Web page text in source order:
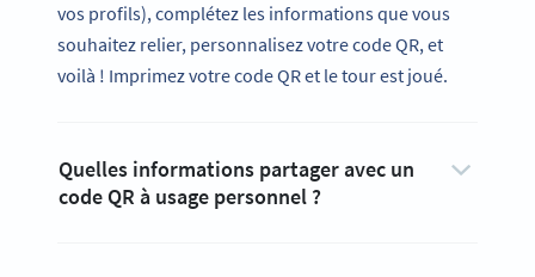
vos profils), complétez les informations que vous
souhaitez relier, personnalisez votre code QR, et
voilà ! Imprimez votre code QR et le tour est joué.
Quelles informations partager avec un
code QR à usage personnel ?